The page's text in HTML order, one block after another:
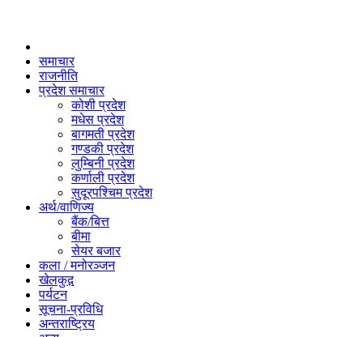
समाचार
राजनीति
प्रदेश समाचार
कोशी प्रदेश
मधेस प्रदेश
बागमती प्रदेश
गण्डकी प्रदेश
लुम्बिनी प्रदेश
कर्णाली प्रदेश
सुदूरपश्चिम प्रदेश
अर्थ/वाणिज्य
बैंक/बित्त
बीमा
सेयर बजार
कला / मनोरञ्जन
खेलकुद़़
पर्यटन
सूचना-प्रविधि
अन्तराष्ट्रिय